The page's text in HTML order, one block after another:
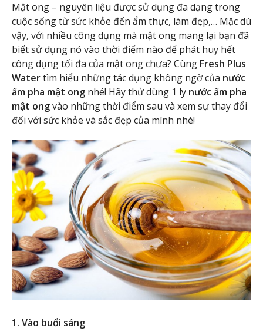
Mật ong – nguyên liệu được sử dụng đa dạng trong
cuộc sống từ sức khỏe đến ẩm thực, làm đẹp,… Mặc dù
vậy, với nhiều công dụng mà mật ong mang lại bạn đã
biết sử dụng nó vào thời điểm nào để phát huy hết
công dụng tối đa của mật ong chưa? Cùng Fresh Plus
Watertìm hiểu những tác dụng không ngờ của nước
ấm pha mật ong nhé! Hãy thử dùng 1 ly nước ấm pha
mật ongvào những thời điểm sau và xem sự thay đổi
đối với sức khỏe và sắc đẹp của mình nhé!
1. Vào buổi sáng